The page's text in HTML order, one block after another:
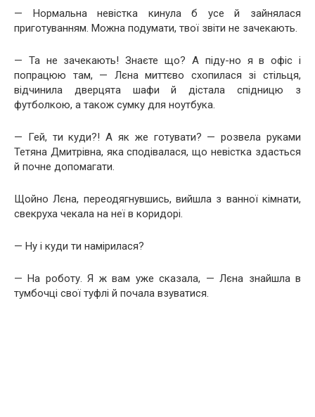
— Нормальна невістка кинула б усе й зайнялася
приготуванням. Можна подумати, твої звіти не зачекають.
— Та не зачекають! Знаєте що? А піду-но я в офіс і
попрацюю там, — Лєна миттєво схопилася зі стільця,
відчинила дверцята шафи й дістала спідницю з
футболкою, а також сумку для ноутбука.
— Гей, ти куди?! А як же готувати? — розвела руками
Тетяна Дмитрівна, яка сподівалася, що невістка здасться
й почне допомагати.
Щойно Лєна, переодягнувшись, вийшла з ванної кімнати,
свекруха чекала на неї в коридорі.
— Ну і куди ти намірилася?
— На роботу. Я ж вам уже сказала, — Лєна знайшла в
тумбочці свої туфлі й почала взуватися.